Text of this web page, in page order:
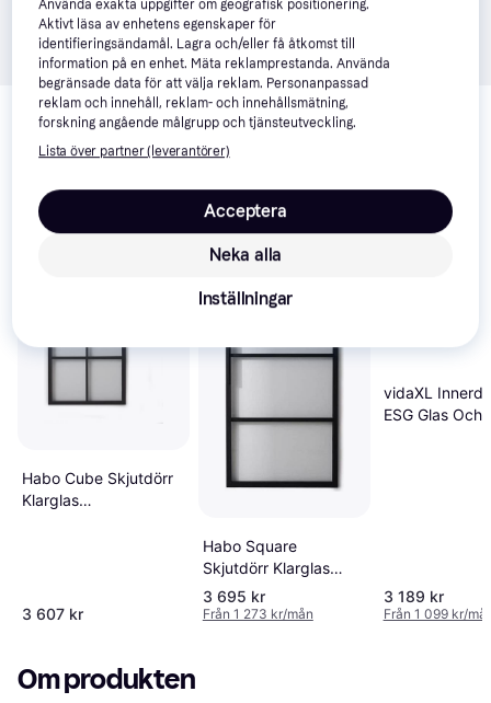
Relaterade produkter
Vi har plockat fram ett urval av produkter som kanske skulle
intressera dig. Visa alla
Habo Cube Skjutdörr
Klarglas
3 607 kr
Habo Square
Skjutdörr Klarglas
(100x213.3cm)
3 695 kr
Från 1 273 kr/mån
vidaXL
ESG Glas Och
3 189 kr
Från 1 099 kr/
Om produkten
Använda exakta uppgifter om geografisk positionering.
Aktivt läsa av enhetens egenskaper för
identifieringsändamål. Lagra och/eller få åtkomst till
information på en enhet. Mäta reklamprestanda. Använda
begränsade data för att välja reklam. Personanpassad
reklam och innehåll, reklam- och innehållsmätning,
forskning angående målgrupp och tjänsteutveckling.
Lista över partner (leverantörer)
Neka alla
Acceptera
Inställningar